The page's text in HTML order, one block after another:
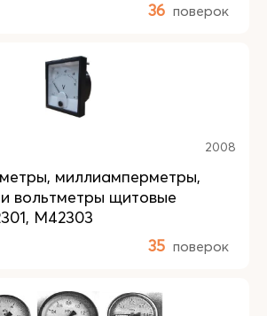
36 поверок
2008
миллиамперметры,
вольтметры щитовые
М42303
35 поверок